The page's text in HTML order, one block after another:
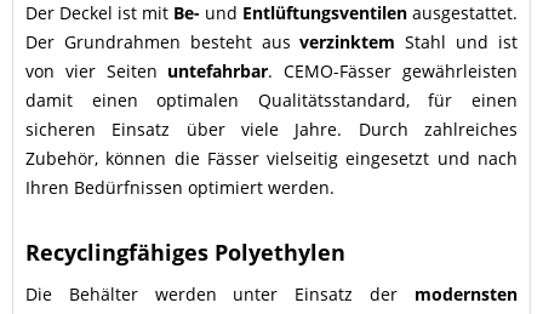
Der Deckel ist mit Be- und Entlüftungsventilen ausgestattet.
Der Grundrahmen besteht ausverzinktem Stahl und ist
von vier Seiten untefahrbar. CEMO-Fässer gewährleisten
damit einen optimalen Qualitätsstandard, für einen
sicheren Einsatz über viele Jahre. Durch zahlreiches
Zubehör, können die Fässer vielseitig eingesetzt und nach
Ihren Bedürfnissen optimiert werden.
Recyclingfähiges Polyethylen
Die Behälter werden unter Einsatz der modernsten